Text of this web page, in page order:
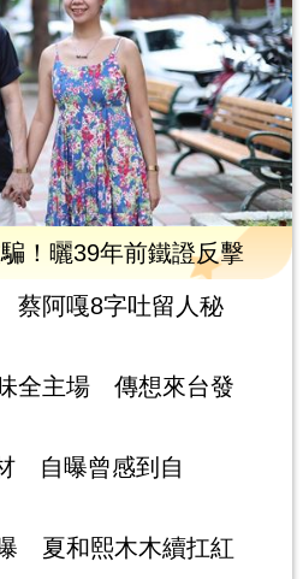
！曬39年前鐵證反擊
阿嘎8字吐留人秘
全主場 傳想來台發
自曝曾感到自
夏和熙木木續扛紅